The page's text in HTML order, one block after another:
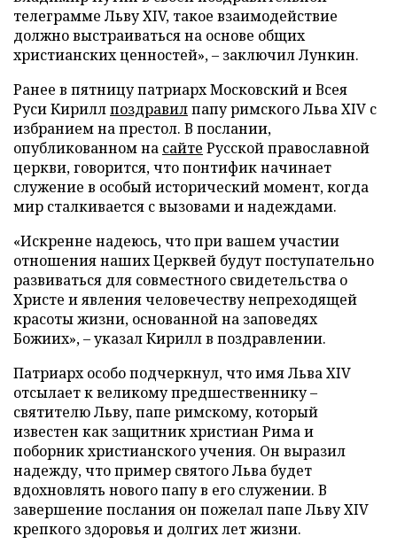
телеграмме Льву ХIV, такое взаимодействие
должно выстраиваться на основе общих
христианских ценностей», – заключил Лункин.
Ранее в пятницу патриарх Московский и Всея
Руси Кириллпоздравилпапу римского Льва XIV с
избранием на престол. В послании,
опубликованном на сайте Русской православной
церкви, говорится, что понтифик начинает
служение в особый исторический момент, когда
мир сталкивается с вызовами и надеждами.
«Искренне надеюсь, что при вашем участии
отношения наших Церквей будут поступательно
развиваться для совместного свидетельства о
Христе и явления человечеству непреходящей
красоты жизни, основанной на заповедях
Божиих», – указал Кирилл в поздравлении.
Патриарх особо подчеркнул, что имя Льва XIV
отсылает к великому предшественнику –
святителю Льву, папе римскому, который
известен как защитник христиан Рима и
поборник христианского учения. Он выразил
надежду, что пример святого Льва будет
вдохновлять нового папу в его служении. В
завершение послания он пожелал папе Льву XIV
крепкого здоровья и долгих лет жизни.